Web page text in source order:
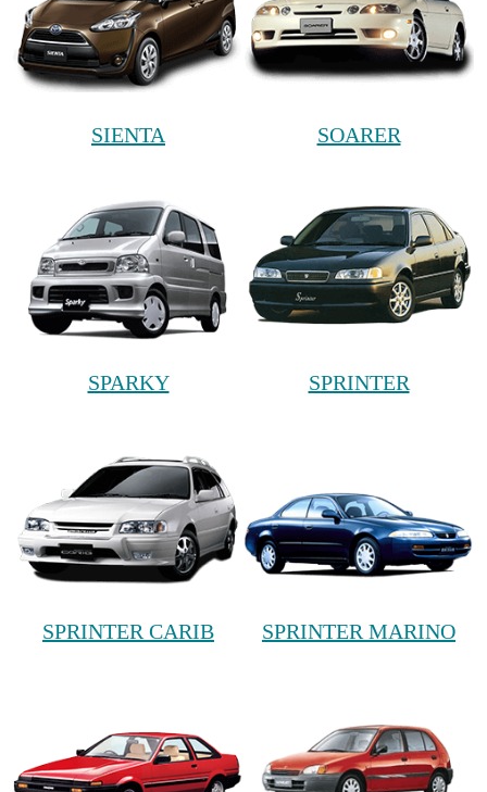
SIENTA SOARER
SPARKY SPRINTER
SPRINTER CARIB SPRINTER MARINO